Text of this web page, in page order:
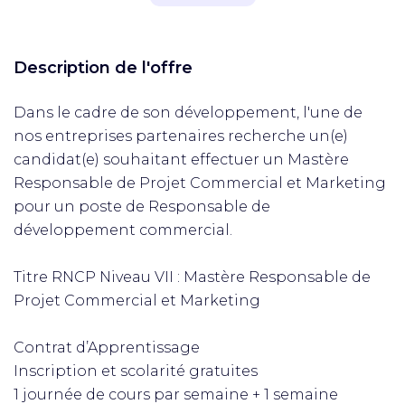
Description de l'offre
Dans le cadre de son développement, l'une de
nos entreprises partenaires recherche un(e)
candidat(e) souhaitant effectuer un Mastère
Responsable de Projet Commercial et Marketing
pour un poste de Responsable de
développement commercial.
Titre RNCP Niveau VII : Mastère Responsable de
Projet Commercial et Marketing
Contrat d’Apprentissage
Inscription et scolarité gratuites
1 journée de cours par semaine + 1 semaine